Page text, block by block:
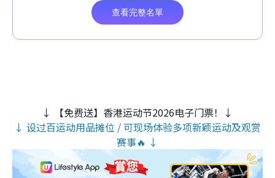
↓ 【免费送】香港运动节2026电子门票！↓
↓ 设过百运动用品摊位 / 可现场体验多项新颖运动及观赏
赛事🔥 ↓